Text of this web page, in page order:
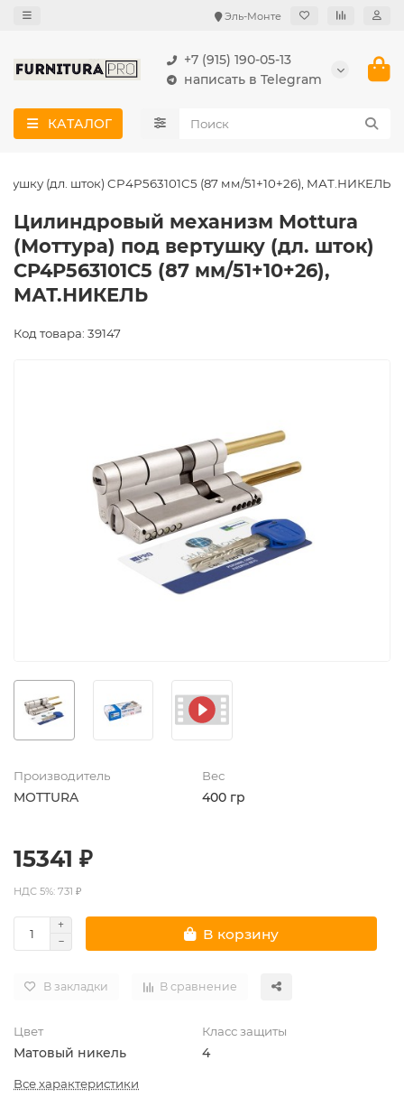
Эль-Монте
+7 (915) 190-05-13
написать в Telegram
КАТАЛОГ
(дл. шток) CP4P563101C5 (87 мм/51+10+26), МАТ.НИКЕЛЬ
Цилиндровый механизм Mottura
(Моттура) под вертушку (дл. шток)
CP4P563101C5 (87 мм/51+10+26),
МАТ.НИКЕЛЬ
Код товара: 39147
Производитель
MOTTURA
Вес
400 гр
15341 ₽
НДС 5%: 731 ₽
В корзину
В закладки В сравнение
Цвет
Матовый никель
Класс защиты
4
Все характеристики